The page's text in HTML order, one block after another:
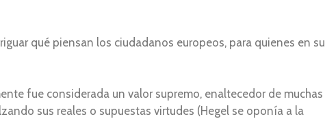
qué piensan los ciudadanos europeos, para quienes en su
fue considerada un valor supremo, enaltecedor de muchas
sus reales o supuestas virtudes (Hegel se oponía a la